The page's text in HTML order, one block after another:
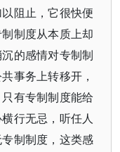
阻止，它很快便
制度从本质上却
的感情对专制制
事务上转移开，
有专制制度能给
行无忌，听任人
制制度，这类感